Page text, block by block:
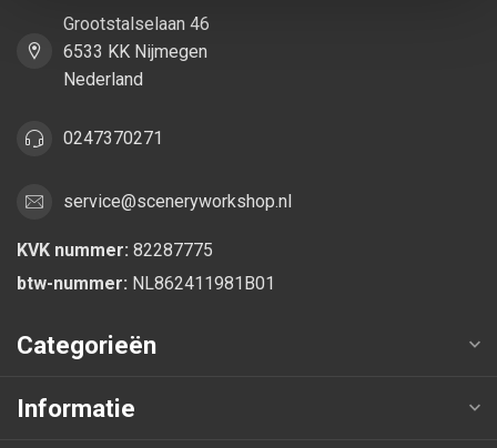
Grootstalselaan 46
6533 KK Nijmegen
Nederland
0247370271
service@sceneryworkshop.nl
KVK nummer: 82287775
btw-nummer: NL862411981B01
Categorieën
Informatie